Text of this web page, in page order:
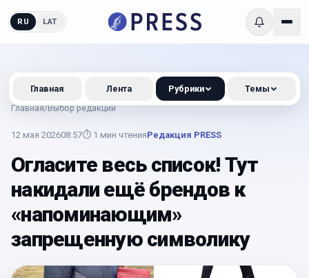
RU LAT
Главная/Выбор редакции
12 мая 202608:57⏱ 1 мин чтенияРедакция PRESS
Огласите весь список! Тут
накидали ещё брендов к
«напоминающим»
запрещенную символику
Главная Лента Рубрики Темы